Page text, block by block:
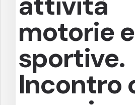
motorie e
sportive.
Incontro